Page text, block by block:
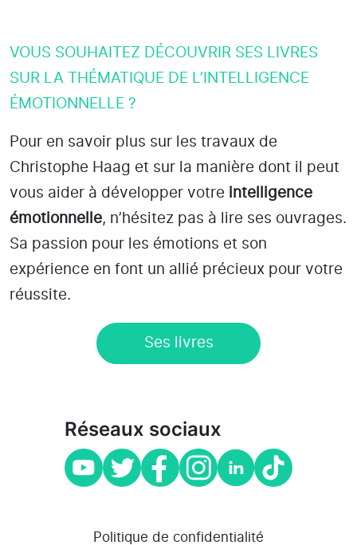
VOUS SOUHAITEZ DÉCOUVRIR SES LIVRES
SUR LA THÉMATIQUE DE L’INTELLIGENCE
ÉMOTIONNELLE ?
Pour en savoir plus sur les travaux de
Christophe Haag et sur la manière dont il peut
vous aider à développer votre intelligence
émotionnelle, n’hésitez pas à lire ses ouvrages.
Sa passion pour les émotions et son
expérience en font un allié précieux pour votre
réussite.
Ses livres
Réseaux sociaux
Politique de confidentialité